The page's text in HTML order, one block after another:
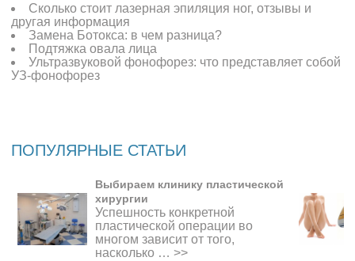
Сколько стоит лазерная эпиляция ног, отзывы и
другая информация
Замена Ботокса: в чем разница?
Подтяжка овала лица
Ультразвуковой фонофорез: что представляет собой
УЗ-фонофорез
ПОПУЛЯРНЫЕ СТАТЬИ
Выбираем клинику пластической
хирургии
Успешность конкретной
пластической операции во
многом зависит от того,
насколько … >>